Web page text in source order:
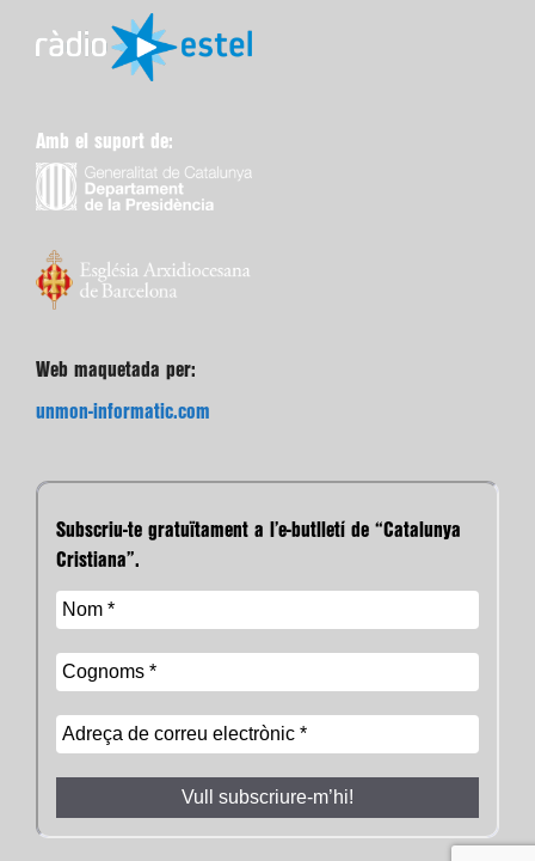
Amb el suport de:
Web maquetada per:
unmon-informatic.com
Subscriu-te gratuïtament a l’e-butlletí de “Catalunya
Cristiana”.